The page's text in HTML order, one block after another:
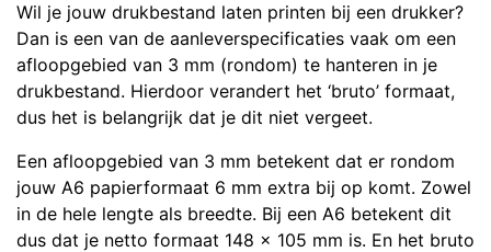
Wil je jouw drukbestand laten printen bij een drukker?
Dan is een van de aanleverspecificaties vaak om een
afloopgebied van 3 mm (rondom) te hanteren in je
drukbestand. Hierdoor verandert het ‘bruto’ formaat,
dus het is belangrijk dat je dit niet vergeet.
Een afloopgebied van 3 mm betekent dat er rondom
jouw A6 papierformaat 6 mm extra bij op komt. Zowel
in de hele lengte als breedte. Bij een A6 betekent dit
dus dat je netto formaat 148 x 105 mm is. En het bruto